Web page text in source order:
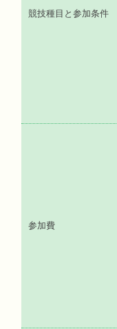
競技種目と参加条件
参加費